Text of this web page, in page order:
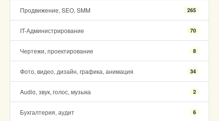
Продвижение, SEO, SMM 265
IT-Администрирование 70
Чертежи, проектирование 8
Фото, видео, дизайн, графика, анимация 34
Audio, звук, голос, музыка 2
Бухгалтерия, аудит 6